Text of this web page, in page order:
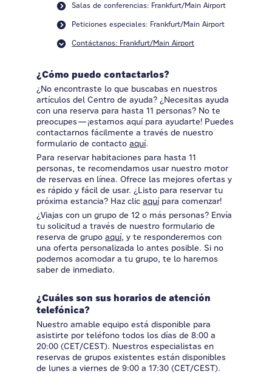
Salas de conferencias: Frankfurt/Main Airport
Peticiones especiales: Frankfurt/Main Airport
Contáctanos: Frankfurt/Main Airport
¿Cómo puedo contactarlos?
¿No encontraste lo que buscabas en nuestros
artículos del Centro de ayuda? ¿Necesitas ayuda
con una reserva para hasta 11 personas? No te
preocupes—¡estamos aquí para ayudarte! Puedes
contactarnos fácilmente a través de nuestro
formulario de contacto aquí.
Para reservar habitaciones para hasta 11
personas, te recomendamos usar nuestro motor
de reservas en línea. Ofrece las mejores ofertas y
es rápido y fácil de usar. ¿Listo para reservar tu
próxima estancia? Haz clic aquípara comenzar!
¿Viajas con un grupo de 12 o más personas? Envía
tu solicitud a través de nuestro formulario de
reserva de grupo aquí, y te responderemos con
una oferta personalizada lo antes posible. Si no
podemos acomodar a tu grupo, te lo haremos
saber de inmediato.
¿Cuáles son sus horarios de atención
telefónica?
Nuestro amable equipo está disponible para
asistirte por teléfono todos los días de 8:00 a
20:00 (CET/CEST). Nuestros especialistas en
reservas de grupos existentes están disponibles
de lunes a viernes de 9:00 a 17:30 (CET/CEST).